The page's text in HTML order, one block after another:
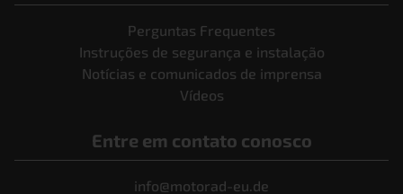
Perguntas Frequentes
Instruções de segurança e instalação
Notícias e comunicados de imprensa
Vídeos
Entre em contato conosco
info@motorad-eu.de